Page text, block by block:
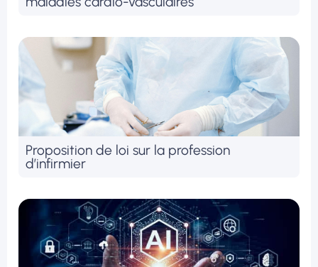
Proposition de loi sur la profession
d’infirmier